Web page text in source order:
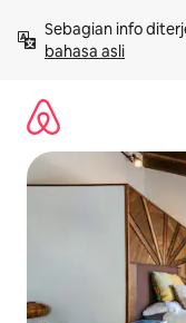
langsung
lihat
Sebagian info
bahasa asli